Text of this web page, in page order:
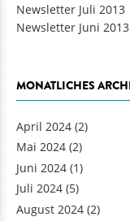
Newsletter Juli 2013
Newsletter Juni 2013
MONATLICHES
April 2024 (2)
Mai 2024 (2)
Juni 2024 (1)
Juli 2024 (5)
August 2024 (2)